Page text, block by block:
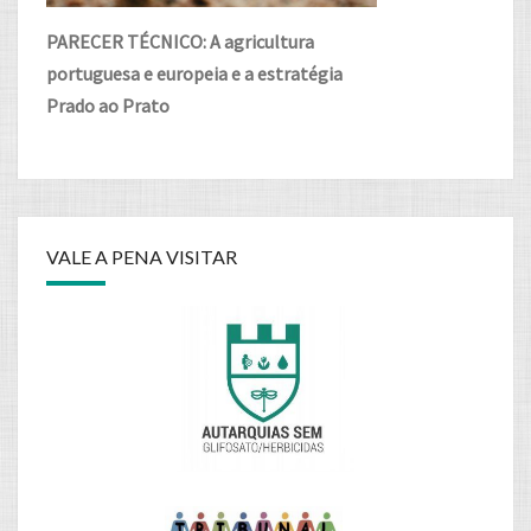
PARECER TÉCNICO: A agricultura
portuguesa e europeia e a estratégia
Prado ao Prato
VALE A PENA VISITAR